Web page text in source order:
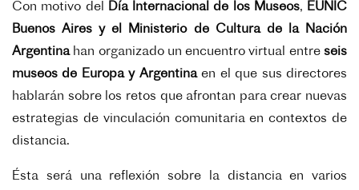
Con motivo del Día Internacional de los Museos, EUNIC
Buenos Aires y el Ministerio de Cultura de la Nación
Argentina han organizado un encuentro virtual entreseis
museos de Europa y Argentinaen el que sus directores
hablarán sobre los retos que afrontan para crear nuevas
estrategias de vinculación comunitaria en contextos de
distancia.
Ésta será una reflexión sobre la distancia en varios